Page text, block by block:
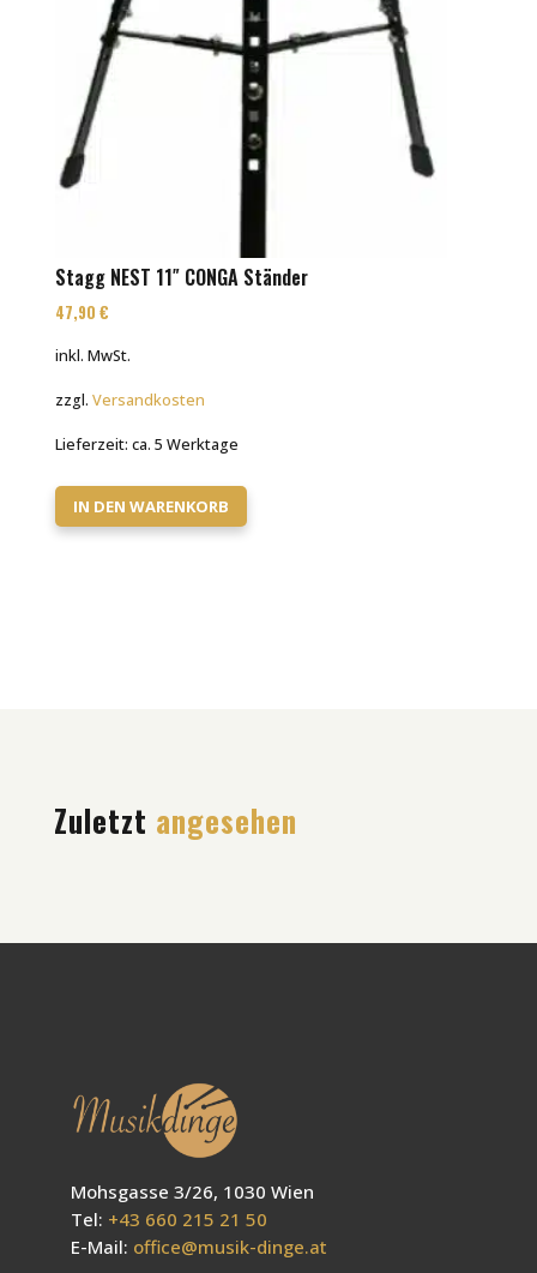
Stagg NEST 11″ CONGA Ständer
47,90€
inkl. MwSt.
zzgl.Versandkosten
Lieferzeit:ca. 5 Werktage
IN DEN WARENKORB
Zuletzt angesehen
Mohsgasse 3/26, 1030 Wien
Tel: +43 660 215 21 50
E-Mail: office@musik-dinge.at